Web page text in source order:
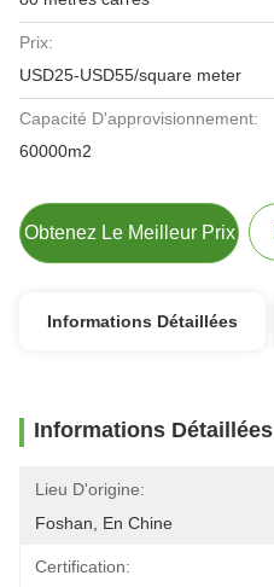
Prix:
USD25-USD55/square meter
Capacité D'approvisionnement:
60000m2
Obtenez Le Meilleur Prix
Informations Détaillées
Informations Détaillées
Lieu D'origine:
Foshan, En Chine
Certification: